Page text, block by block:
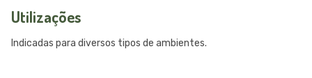
Utilizações
Indicadas para diversos tipos de ambientes.